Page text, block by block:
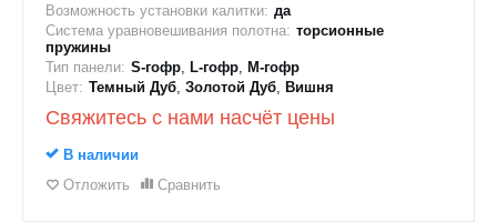
Возможность установки калитки: да
Система уравновешивания полотна: торсионные
пружины
Тип панели: S-гофр, L-гофр, M-гофр
Цвет: Темный Дуб, Золотой Дуб, Вишня
Свяжитесь с нами насчёт цены
В наличии
Отложить
Сравнить